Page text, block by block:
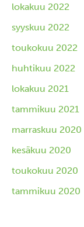
lokakuu 2022
syyskuu 2022
toukokuu 2022
huhtikuu 2022
lokakuu 2021
tammikuu 2021
marraskuu 2020
kesäkuu 2020
toukokuu 2020
tammikuu 2020